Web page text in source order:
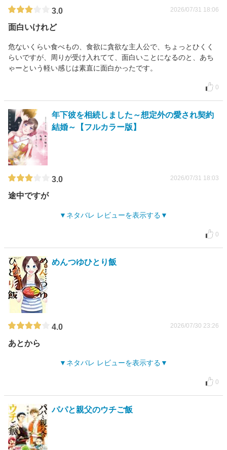
3.0 2026/07/31 18:06
面白いけれど
危ないくらい食べもの、食欲に貪欲な主人公で、ちょっとひくく
らいですが、周りが受け入れてて、面白いことになるのと、あち
ゃーという軽い感じは素直に面白かったです。
0
年下彼を相続しました～想定外の愛され契約
結婚～【フルカラー版】
3.0 2026/07/31 18:03
途中ですが
ネタバレ レビューを表示する
0
めんつゆひとり飯
4.0 2026/07/30 23:26
あとから
ネタバレ レビューを表示する
0
パパと親父のウチご飯